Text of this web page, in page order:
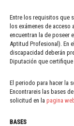
Entre los requisitos que
los exámenes de
encuentran la de poseer
Aptitud Profesional). En
discapacidad deberán
Diputación que certifique
El periodo para hacer la
Encontrareis las bases
solicitud en la pagina
BASES